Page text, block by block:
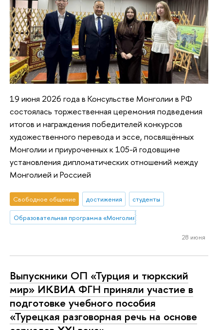
19 июня 2026 года в Консульстве Монголии в РФ
состоялась торжественная церемония подведения
итогов и награждения победителей конкурсов
художественного перевода и эссе, посвящённых
Монголии и приуроченных к 105-й годовщине
установления дипломатических отношений между
Монголией и Россией
Свободное общение достижения студенты
Образовательная программа «Монголия и Тибет»
28 июня
Выпускники ОП «Турция и тюркский
мир» ИКВИА ФГН приняли участие в
подготовке учебного пособия
«Турецкая разговорная речь на основе